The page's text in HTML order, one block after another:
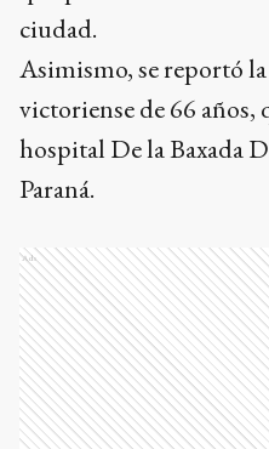
ciudad.
Asimismo, se reportó
victoriense de 66 años,
hospital De la Baxada
Paraná.
Ads